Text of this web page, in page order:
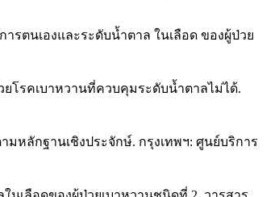
รตนเองและระดับน้ำตาล ในเลือด ของผู้ป่วย
โรคเบาหวานที่ควบคุมระดับน้ำตาลไม่ได้.
หลักฐานเชิงประจักษ์. กรุงเทพฯ: ศูนย์บริการ